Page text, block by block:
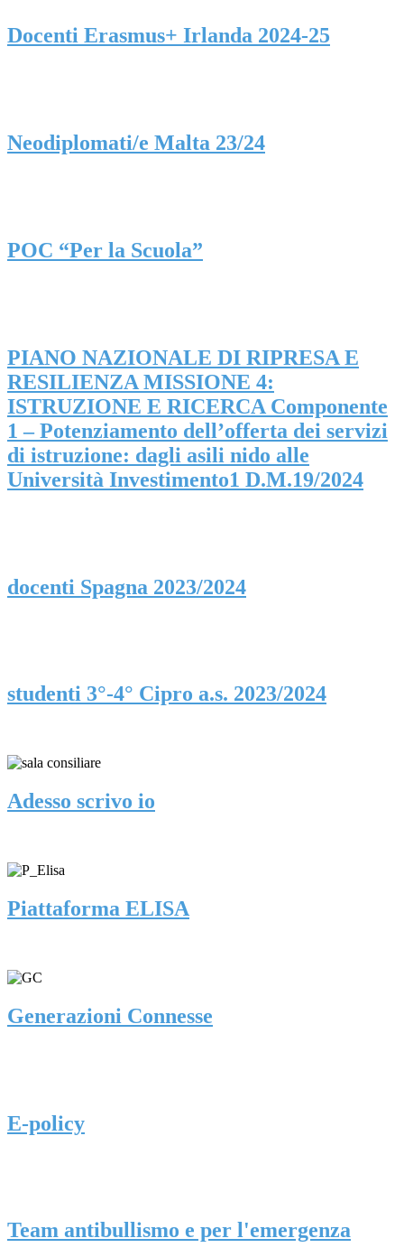
Docenti Erasmus+ Irlanda 2024-25
Neodiplomati/e Malta 23/24
POC “Per la Scuola”
PIANO NAZIONALE DI RIPRESA E
RESILIENZA MISSIONE 4:
ISTRUZIONE E RICERCA Componente
1 – Potenziamento dell’offerta dei servizi
di istruzione: dagli asili nido alle
Università Investimento1 D.M.19/2024
docenti Spagna 2023/2024
studenti 3°-4° Cipro a.s. 2023/2024
Adesso scrivo io
Piattaforma ELISA
Generazioni Connesse
E-policy
Team antibullismo e per l'emergenza